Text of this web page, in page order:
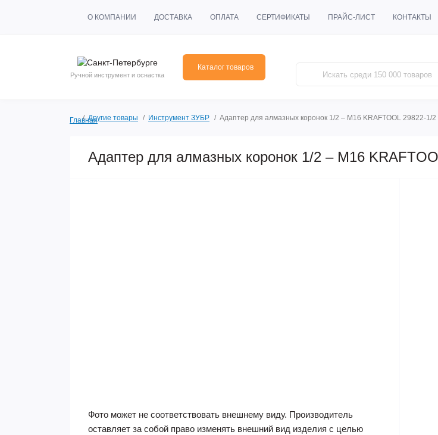
О КОМПАНИИ ДОСТАВКА ОПЛАТА СЕРТИФИКАТЫ ПРАЙС-ЛИСТ КОНТАКТЫ
Ручной инструмент и оснастка
Каталог товаров
ГлавнаяДругие товары Инструмент ЗУБР Адаптер для алмазных коронок 1/2 – М16 KRAFTOOL 29822-1/2
Адаптер для алмазных коронок 1/2 – М16
Фото может не соответствовать внешнему виду. Производитель
оставляет за собой право изменять внешний вид изделия с целью